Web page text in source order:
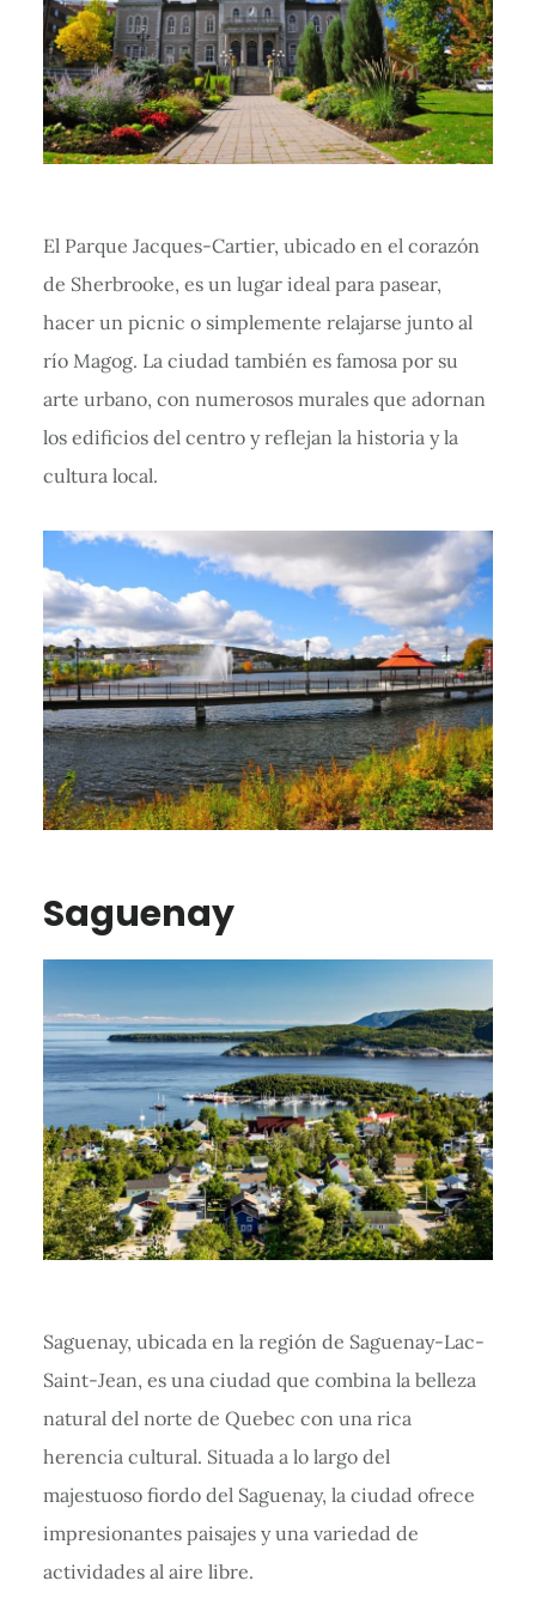
El Parque Jacques-Cartier, ubicado en el corazón
de Sherbrooke, es un lugar ideal para pasear,
hacer un picnic o simplemente relajarse junto al
río Magog. La ciudad también es famosa por su
arte urbano, con numerosos murales que adornan
los edificios del centro y reflejan la historia y la
cultura local.
Saguenay
Saguenay, ubicada en la región de Saguenay-Lac-
Saint-Jean, es una ciudad que combina la belleza
natural del norte de Quebec con una rica
herencia cultural. Situada a lo largo del
majestuoso fiordo del Saguenay, la ciudad ofrece
impresionantes paisajes y una variedad de
actividades al aire libre.